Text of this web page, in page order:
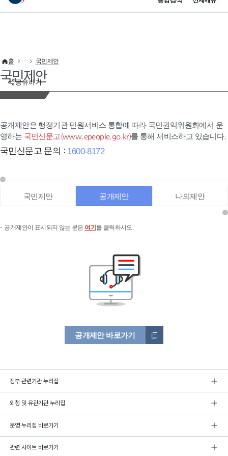
이 누리집은 대한민국 공식 전자정부 누리집입니다.
공유하기
홈 국민제안
국민제안
공개제안은 행정기관 민원서비스 통합에 따라 국민권익위원회에서 운
영하는 국민신문고(www.epeople.go.kr)를 통해 서비스하고 있습니다.
국민신문고 문의 : 1600-8172
국민제안 공개제안 나의제안
공개제안이 표시되지 않는 분은 여기 를 클릭하시오.
공개제안 바로가기
정부 관련기관 누리집
외청 및 유관기관 누리집
운영 누리집 바로가기
관련 사이트 바로가기